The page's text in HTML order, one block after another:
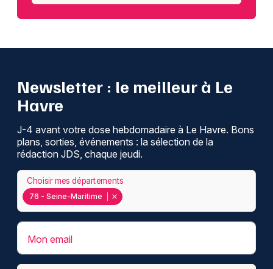
Newsletter : le meilleur à Le
Havre
J-4 avant votre dose hebdomadaire à Le Havre. Bons
plans, sorties, événements : la sélection de la
rédaction JDS, chaque jeudi.
76 - Seine-Maritime
Choisir mes départements
Mon email